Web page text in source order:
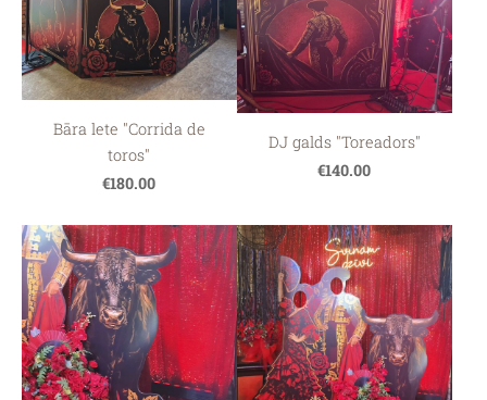
Bāra lete "Corrida de
toros"
€180.00
DJ galds "Toreadors"
€140.00